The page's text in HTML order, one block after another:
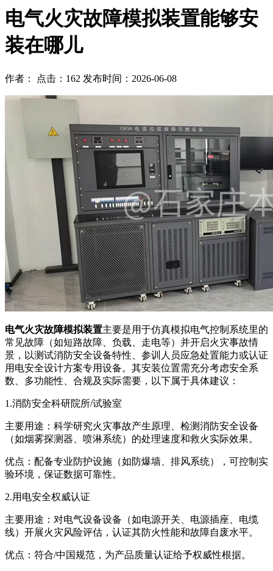
电气火灾故障模拟装置能够安
装在哪儿
作者： 点击：162 发布时间：2026-06-08
电气火灾故障模拟装置主要是用于仿真模拟电气控制系统里的
常见故障（如短路故障、负载、走电等）并开启火灾事故情
景，以测试消防安全设备特性、参训人员应急处置能力或认证
用电安全设计方案专用设备。其安装位置需充分考虑安全系
数、多功能性、合规及实际需要，以下属于具体建议：
1.消防安全科研院所/试验室
主要用途：科学研究火灾事故产生原理、检测消防安全设备
（如烟雾探测器、喷淋系统）的处理速度和救火实际效果。
优点：配备专业防护设施（如防爆墙、排风系统），可控制实
验环境，保证数据可靠性。
2.用电安全权威认证
主要用途：对电气设备设备（如电源开关、电源插座、电缆
线）开展火灾风险评估，认证其防火性能和故障自废水平。
优点：符合/中国规范，为产品质量认证给予权威性根据。